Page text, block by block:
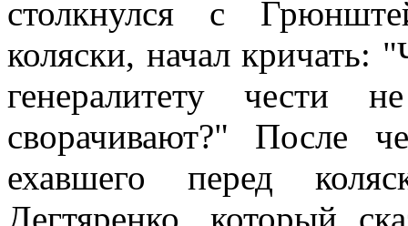
столкнулся с
коляски, начал кричать:
генералитету
сворачивают?" После
ехавшего перед